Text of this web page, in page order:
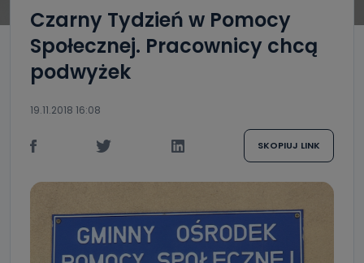
Czarny Tydzień w Pomocy
Społecznej. Pracownicy chcą
podwyżek
19.11.2018 16:08
SKOPIUJ LINK